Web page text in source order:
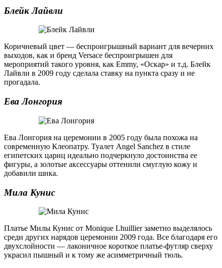
Блейк Лайвли
Коричневый цвет — беспроигрышный вариант для вечерних
выходов, как и бренд Versace беспроигрышен для
мероприятий такого уровня, как Emmy, «Оскар» и т.д. Блейк
Лайвли в 2009 году сделала ставку на пункта сразу и не
прогадала.
Ева Лонгория
Ева Лонгория на церемонии в 2005 году была похожа на
современную Клеопатру. Туалет Angel Sanchez в стиле
египетских цариц идеально подчеркнуло достоинства ее
фигуры, а золотые аксессуары оттенили смуглую кожу и
добавили шика.
Мила Кунис
Платье Милы Кунис от Monique Lhuillier заметно выделялось
среди других нарядов церемонии 2009 года. Все благодаря его
двухслойности — лаконичное короткое платье-футляр сверху
украсил пышный и к тому же асимметричный тюль.